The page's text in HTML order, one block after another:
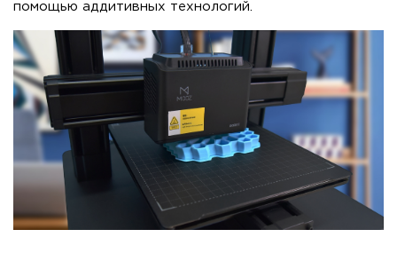
помощью аддитивных технологий.